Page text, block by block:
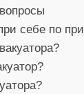
себе по